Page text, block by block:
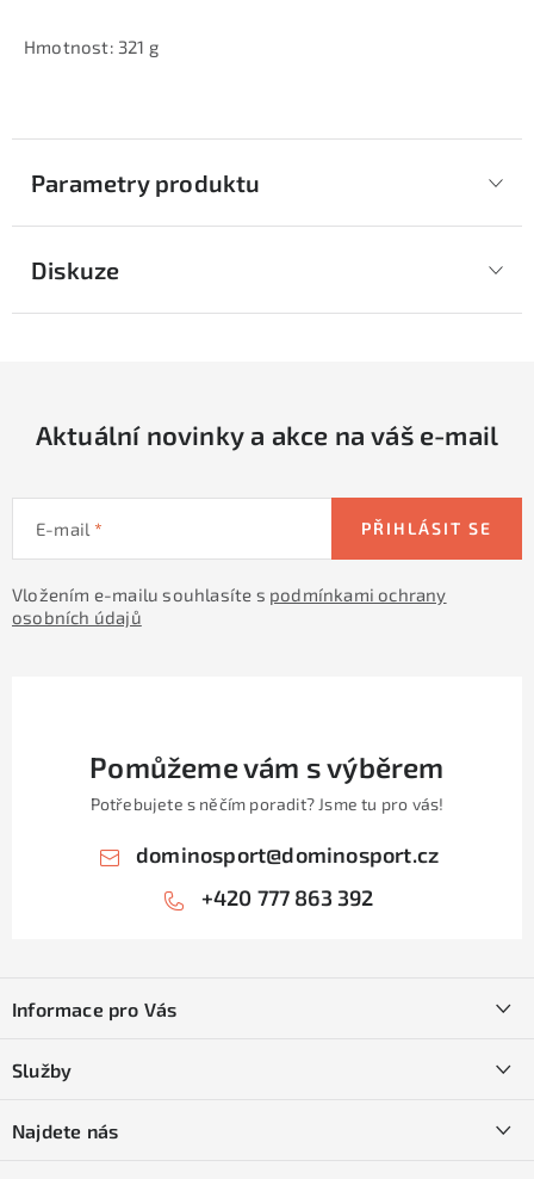
Hmotnost: 321 g
Parametry produktu
Diskuze
Aktuální novinky a akce na váš e-mail
E-mail
Vložením e-mailu souhlasíte s podmínkami ochrany
osobních údajů
PŘIHLÁSIT SE
Pomůžeme vám s výběrem
Potřebujete s něčím poradit? Jsme tu pro vás!
dominosport@dominosport.cz
+420 777 863 392
pInformace pro Vás
Obchodní podmínky
Služby
Najdete nás